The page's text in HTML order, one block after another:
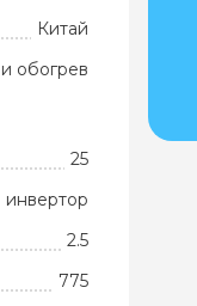
Китай
обогрев
25
2.5
775